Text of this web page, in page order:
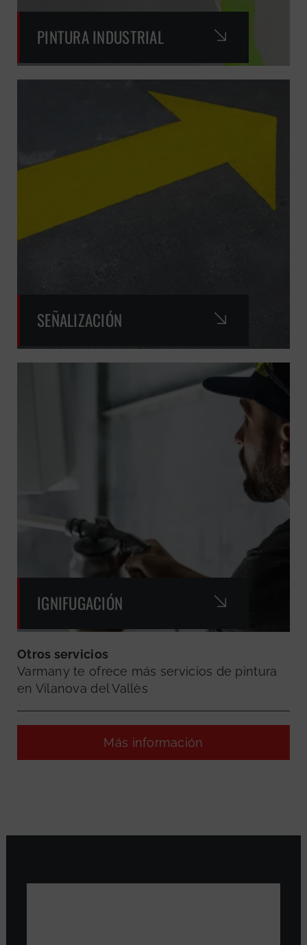
PINTURA INDUSTRIAL
SEÑALIZACIÓN
IGNIFUGACIÓN
Otros servicios
Varmany te ofrece más servicios de pintura
en Vilanova del Vallès
Más información